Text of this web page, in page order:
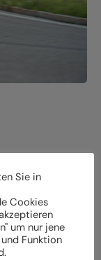
Sie in
Cookies
um nur jene
Funktion